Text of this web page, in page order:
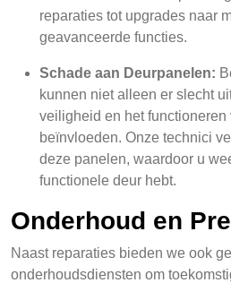
reparaties tot upgrades naar
geavanceerde functies.
Schade aan Deurpanelen:
kunnen niet alleen er slecht
veiligheid en het
beïnvloeden. Onze technici
deze panelen, waardoor u
functionele deur hebt.
Onderhoud en
Naast reparaties bieden we ook
onderhoudsdiensten om